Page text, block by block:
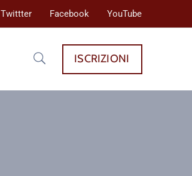
Twittter Facebook YouTube
ISCRIZIONI